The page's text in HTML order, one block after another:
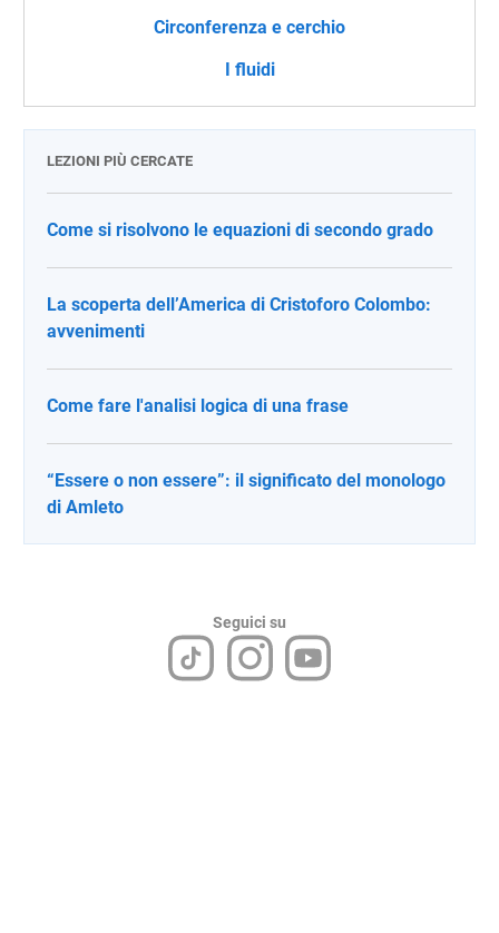
Circonferenza e cerchio
I fluidi
LEZIONI PIÙ CERCATE
Come si risolvono le equazioni di secondo grado
La scoperta dell’America di Cristoforo Colombo:
avvenimenti
Come fare l'analisi logica di una frase
“Essere o non essere”: il significato del monologo
di Amleto
Seguici su